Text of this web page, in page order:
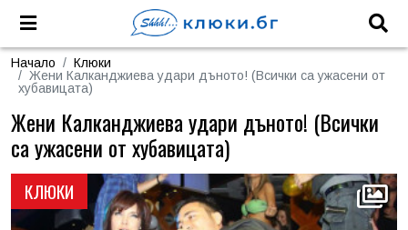
Начало
Клюки
Жени Калканджиева удари дъното! (Всички са ужасени от
хубавицата)
КЛЮКИ
Жени Калканджиева удари дъното! (Всички
са ужасени от хубавицата)